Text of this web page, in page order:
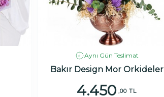
Aynı Gün Teslimat
Bakır Design Mor Orkideler
4.450 ,00 TL